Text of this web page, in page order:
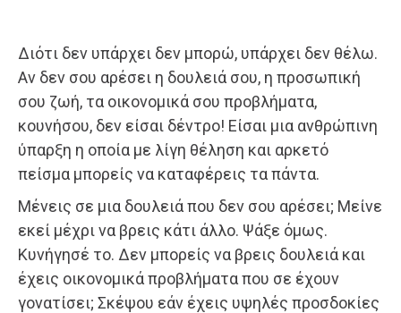
Διότι δεν υπάρχει δεν μπορώ, υπάρχει δεν θέλω.
Αν δεν σου αρέσει η δουλειά σου, η προσωπική
σου ζωή, τα οικονομικά σου προβλήματα,
κουνήσου, δεν είσαι δέντρο! Είσαι μια ανθρώπινη
ύπαρξη η οποία με λίγη θέληση και αρκετό
πείσμα μπορείς να καταφέρεις τα πάντα.
Μένεις σε μια δουλειά που δεν σου αρέσει; Μείνε
εκεί μέχρι να βρεις κάτι άλλο. Ψάξε όμως.
Κυνήγησέ το. Δεν μπορείς να βρεις δουλειά και
έχεις οικονομικά προβλήματα που σε έχουν
γονατίσει; Σκέψου εάν έχεις υψηλές προσδοκίες